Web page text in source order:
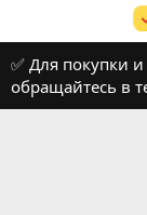
Russian (RU)
Обратная связь
Политика
✅ Для покупки
обращайтесь в